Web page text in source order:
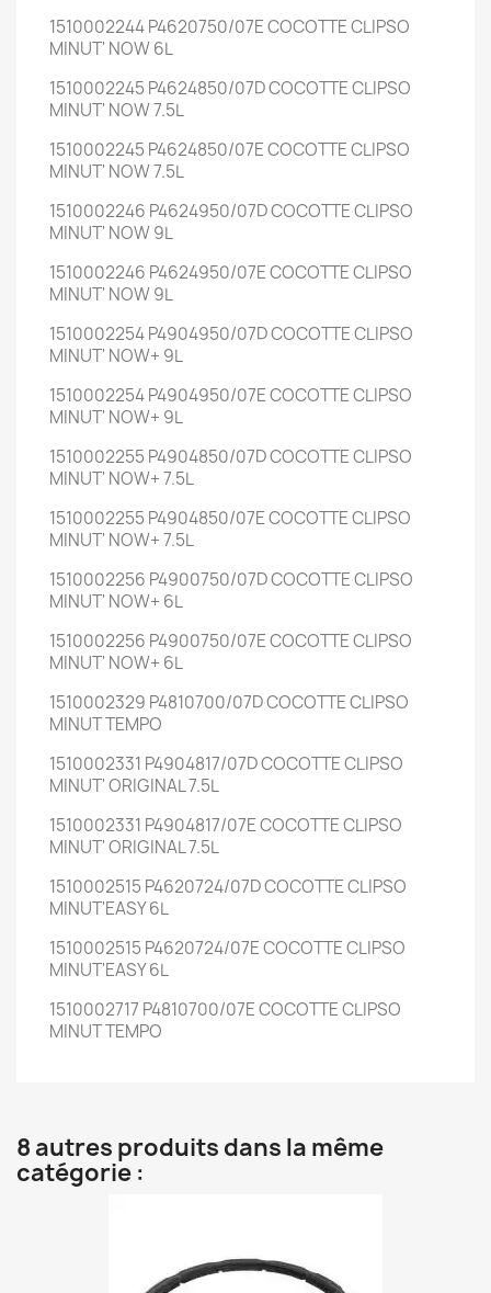
1510002244 P4620750/07E COCOTTE CLIPSO
MINUT' NOW 6L
1510002245 P4624850/07D COCOTTE CLIPSO
MINUT' NOW 7.5L
1510002245 P4624850/07E COCOTTE CLIPSO
MINUT' NOW 7.5L
1510002246 P4624950/07D COCOTTE CLIPSO
MINUT' NOW 9L
1510002246 P4624950/07E COCOTTE CLIPSO
MINUT' NOW 9L
1510002254 P4904950/07D COCOTTE CLIPSO
MINUT' NOW+ 9L
1510002254 P4904950/07E COCOTTE CLIPSO
MINUT' NOW+ 9L
1510002255 P4904850/07D COCOTTE CLIPSO
MINUT' NOW+ 7.5L
1510002255 P4904850/07E COCOTTE CLIPSO
MINUT' NOW+ 7.5L
1510002256 P4900750/07D COCOTTE CLIPSO
MINUT' NOW+ 6L
1510002256 P4900750/07E COCOTTE CLIPSO
MINUT' NOW+ 6L
1510002329 P4810700/07D COCOTTE CLIPSO
MINUT TEMPO
1510002331 P4904817/07D COCOTTE CLIPSO
MINUT' ORIGINAL 7.5L
1510002331 P4904817/07E COCOTTE CLIPSO
MINUT' ORIGINAL 7.5L
1510002515 P4620724/07D COCOTTE CLIPSO
MINUT'EASY 6L
1510002515 P4620724/07E COCOTTE CLIPSO
MINUT'EASY 6L
1510002717 P4810700/07E COCOTTE CLIPSO
MINUT TEMPO
8 autres produits dans la même
catégorie :